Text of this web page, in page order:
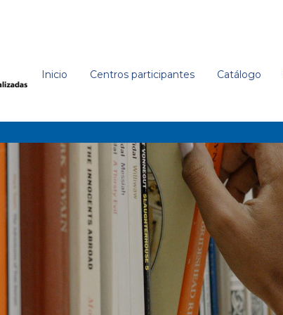
Inicio Centros participantes Catálogo